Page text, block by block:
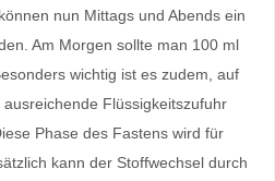
nun Mittags und Abends ein
Am Morgen sollte man 100 ml
wichtig ist es zudem, auf
Flüssigkeitszufuhr
Phase des Fastens wird für
kann der Stoffwechsel durch